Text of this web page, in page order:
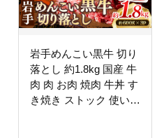
岩手めんこい黒牛 切り
落とし 約1.8kg 国産 牛
肉 肉 お肉 焼肉 牛丼 す
き焼き ストック 使いや